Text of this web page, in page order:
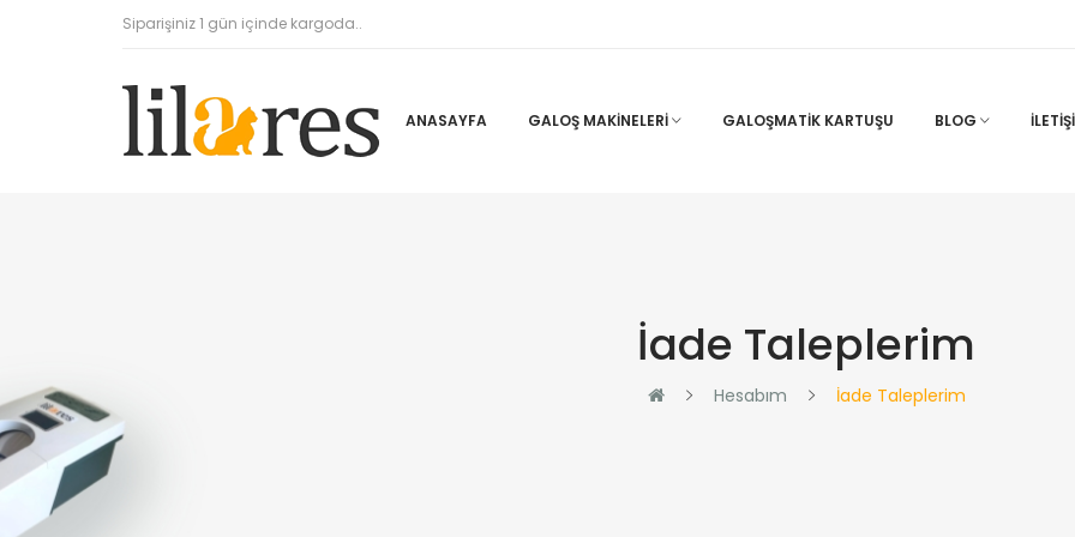
Siparişiniz 1 gün içinde kargoda..
ANASAYFA GALOŞ MAKINELERI GALOŞMATIK KARTUŞU BLOG
İade Taleplerim
Hesabım İade Taleplerim